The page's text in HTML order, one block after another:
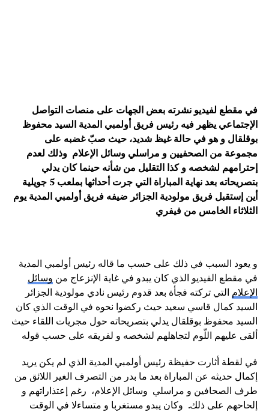
في مقطع لفيديو نشرته بعض الجهات على منصات التواصل
الإجتماعي يظهر فيه رئيس فريق أولمبي المدية السيد محفوظ
بوقلقال و هو في حالة غيظ شديد، حيث صبّ غضبه على
مجموعة من الصحفيين و مراسلي وسائل الإعلام وذلك لعدم
إحترامهم لشخصه و كذا التقليل من شأنه حينما كان يدلي
بتصريحاته بعد نهاية المباراة التي جرت أحداثها بملعب 5 جويلية
أين إستقبل فريق مولودية الجزائر ضيفه فريق أولمبي المدية يوم
الثلاثاء الخامس من فيفري
و يعود السبب في ذلك على حسب ما قاله رئيس أولمبي المدية
في مقطع الفيديو الذي كان يبدو في غاية الإنزعاج من وسائل
الإعلام التي تركته فجأة بعد قدوم رئيس نادي مولودية الجزائر
السيد كمال قاسي سعيد حيث ركضوا نحوه في الوقت الذي كان
السيد محفوظ بوقلقال يدلي بتصريحاته حول مجريات اللقاء حيث
ألقى عليهم اللّوم لتجاهلهم لشخصه و لفريقه على حسب قوله
في لقطة أثارت حفيظة رئيس أولمبي المدية الذي لم يكن يريد
إكمال حديثه عن المباراة بعد ما بدر من التصرف الغير اللائق من
طرف الصحافين و مراسلي وسائل الإعلام، رغم إعتذاراتهم و
إلحاحهم على ذلك. وكان يبدو مستغربا و متساءلا في الوقت